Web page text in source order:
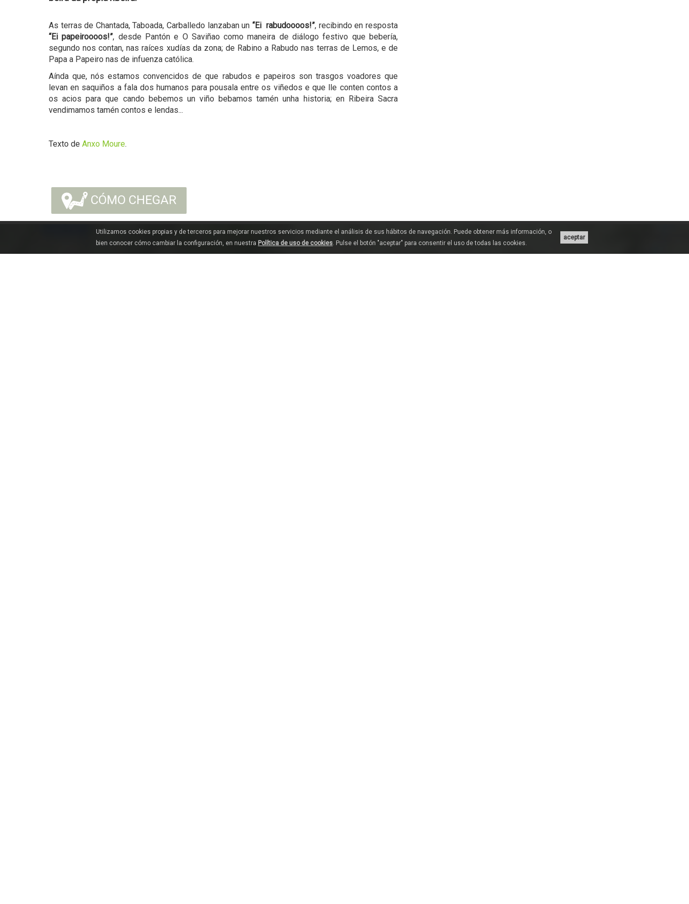
As terras de Chantada, Taboada, Carballedo lanzaban un “Ei rabudoooos!”, recibindo en resposta
“Ei papeiroooos!”, desde Pantón e O Saviñao como maneira de diálogo festivo que bebería,
segundo nos contan, nas raíces xudías da zona; de Rabino a Rabudo nas terras de Lemos, e de
Papa a Papeiro nas de infuenza católica.
Aínda que, nós estamos convencidos de que rabudos e papeiros son trasgos voadores que
levan en saquiños a fala dos humanos para pousala entre os viñedos e que lle conten contos a
os acios para que cando bebemos un viño bebamos tamén unha historia; en Ribeira Sacra
vendimamos tamén contos e lendas...
Texto de Anxo Moure.
CÓMO CHEGAR
aceptar
Utilizamos cookies propias y de terceros para mejorar nuestros servicios mediante el análisis de sus hábitos de navegación. Puede obtener más información, o
bien conocer cómo cambiar la configuración, en nuestra Política de uso de cookies. Pulse el botón "aceptar" para consentir el uso de todas las cookies.